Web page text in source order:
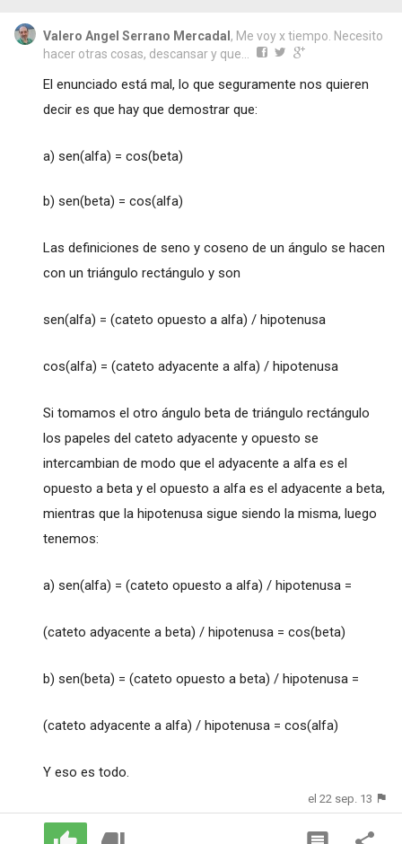
Valero Angel Serrano Mercadal , Me voy x tiempo. Necesito
hacer otras cosas, descansar y que...
El enunciado está mal, lo que seguramente nos quieren
decir es que hay que demostrar que:
a) sen(alfa) = cos(beta)
b) sen(beta) = cos(alfa)
Las definiciones de seno y coseno de un ángulo se hacen
con un triángulo rectángulo y son
sen(alfa) = (cateto opuesto a alfa) / hipotenusa
cos(alfa) = (cateto adyacente a alfa) / hipotenusa
Si tomamos el otro ángulo beta de triángulo rectángulo
los papeles del cateto adyacente y opuesto se
intercambian de modo que el adyacente a alfa es el
opuesto a beta y el opuesto a alfa es el adyacente a beta,
mientras que la hipotenusa sigue siendo la misma, luego
tenemos:
a) sen(alfa) = (cateto opuesto a alfa) / hipotenusa =
(cateto adyacente a beta) / hipotenusa = cos(beta)
b) sen(beta) = (cateto opuesto a beta) / hipotenusa =
(cateto adyacente a alfa) / hipotenusa = cos(alfa)
Y eso es todo.
el 22 sep. 13